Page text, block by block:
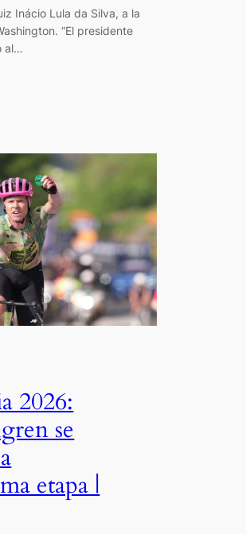
Inácio Lula da Silva, a la
“El presidente
al…
2026:
se
etapa |